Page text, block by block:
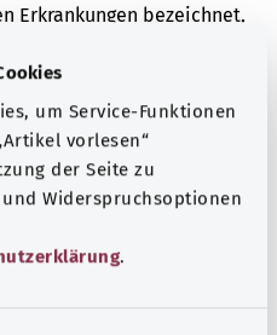
um Service-Funktionen
vorlesen“
der Seite zu
Widerspruchsoptionen
.
Erkrankungen bezeichnet,